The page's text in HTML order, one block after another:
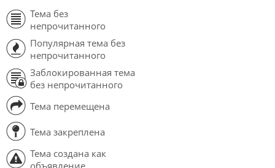
Тема без
непрочитанного
Популярная тема без
непрочитанного
Заблокированная тема
без непрочитанного
Тема перемещена
Тема закреплена
Тема создана как
объявление